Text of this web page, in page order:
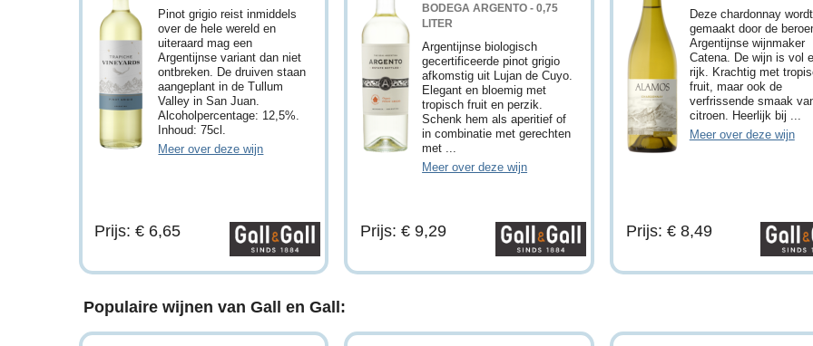
Pinot grigio reist inmiddels
over de hele wereld en
uiteraard mag een
Argentijnse variant dan niet
ontbreken. De druiven staan
aangeplant in de Tullum
Valley in San Juan.
Alcoholpercentage: 12,5%.
Inhoud: 75cl.
Meer over deze wijn
Prijs: € 6,65
BODEGA ARGENTO - 0,75
LITER
Argentijnse biologisch
gecertificeerde pinot grigio
afkomstig uit Lujan de Cuyo.
Elegant en bloemig met
tropisch fruit en perzik.
Schenk hem als aperitief of
in combinatie met gerechten
met ...
Meer over deze wijn
Prijs: € 9,29
Deze chardonnay wordt
gemaakt door de
Argentijnse wijnmaker
Catena. De wijn is vol
rijk. Krachtig met
fruit, maar ook de
verfrissende smaak
citroen. Heerlijk bij ...
Meer over deze wijn
Prijs: € 8,49
Populaire wijnen van Gall en Gall: